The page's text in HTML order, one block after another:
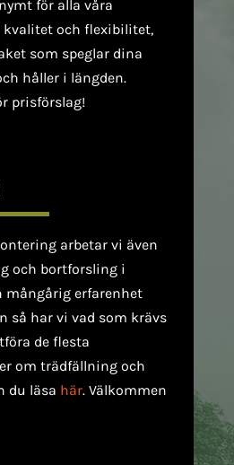
för alla våra
och flexibilitet,
som speglar dina
håller i längden.
prisförslag!
arbetar vi även
och bortforsling i
mångårig erfarenhet
så har vi vad som krävs
de flesta
om trädfällning och
du läsa här. Välkommen